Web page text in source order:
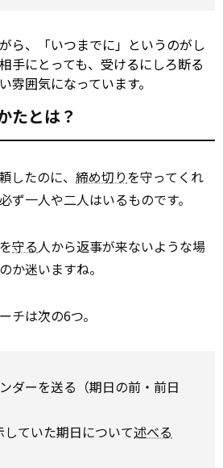
ら、「いつまでに」というのがし
手にとっても、受けるにしろ断る
雰囲気になっています。
たとは？
したのに、 締め切りを守ってくれ
ず一人や二人はいるものです。
守る人から返事が来ないような場
か迷いますね。
チは次の6つ。
ダーを送る（期日の前・前日
ていた期日について述べる